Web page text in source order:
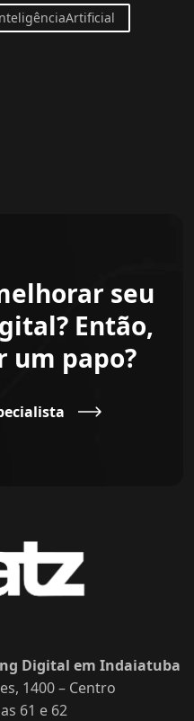
seu
Então,
um papo?
Digital em Indaiatuba
1400 – Centro
61 e 62